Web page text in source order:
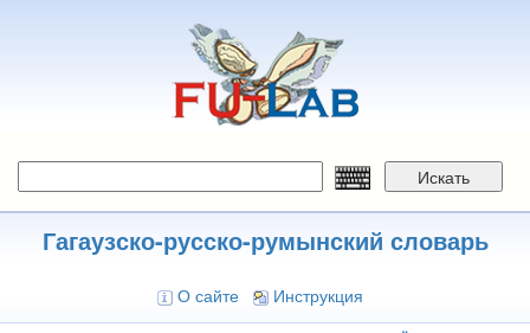
Искать
Гагаузско-русско-румынский словарь
О сайте Инструкция